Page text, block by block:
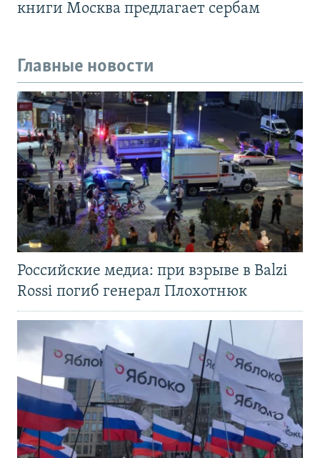
книги Москва предлагает сербам
Главные новости
Российские медиа: при взрыве в Balzi
Rossi погиб генерал Плохотнюк